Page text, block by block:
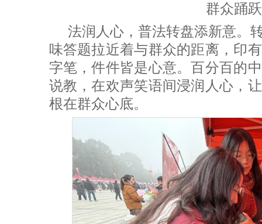
群众踊
法润人心，普法转盘添新意。
味答题拉近着与群众的距离，印
字笔，件件皆是心意。百分百的
说教，在欢声笑语间浸润人心，
根在群众心底。